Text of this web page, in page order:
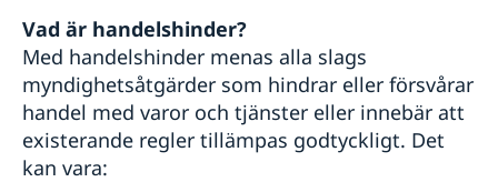
Ansökan om pass för barn under 18 år
Provisoriskt pass
Nationellt id-kort
Samordningsnummer
Lokala lagar och sedvänjor
Kriminalitet och personlig säkerhet
Trafiksäkerhet
Sveriges utvecklingssamarbete med Zimbabwe 2022-
26
Korruption och oegentligheter
Openaid
Vad är handelshinder?
Med handelshinder menas alla slags
myndighetsåtgärder som hindrar eller försvårar
handel med varor och tjänster eller innebär att
existerande regler tillämpas godtyckligt. Det
kan vara: